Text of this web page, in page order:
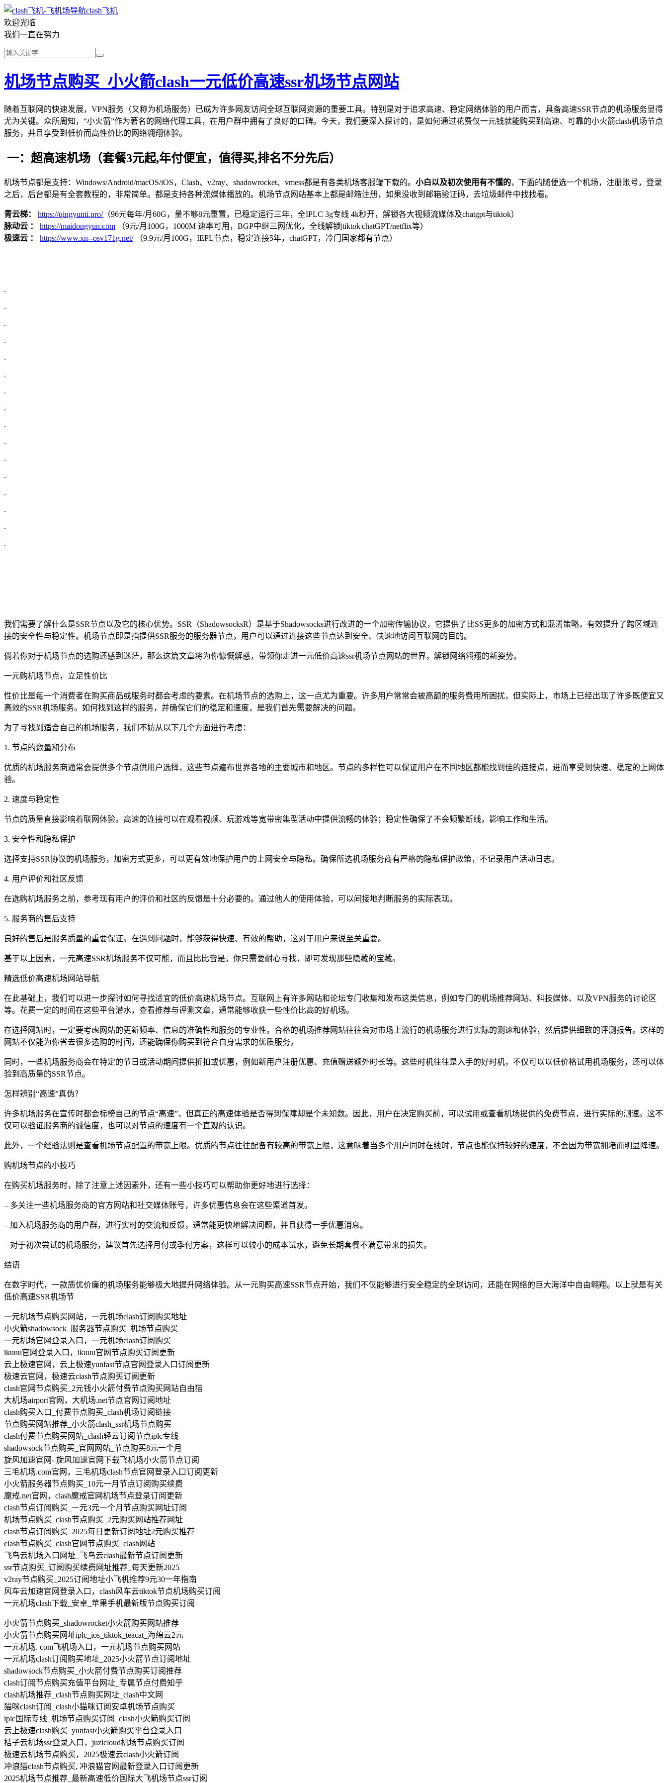
clash飞机
欢迎光临
我们一直在努力
机场节点购买_小火箭clash一元低价高速ssr机场节点网站
随着互联网的快速发展，VPN服务（又称为机场服务）已成为许多网友访问全球互联网资源的重要工具。特别是对于追求高速、稳定网络体验的用户而言，具备高速SSR节点的机场服务显得
尤为关键。众所周知，“小火箭”作为著名的网络代理工具，在用户群中拥有了良好的口碑。今天，我们要深入探讨的，是如何通过花费仅一元钱就能购买到高速、可靠的小火箭clash机场节点
服务，并且享受到低价而高性价比的网络翱翔体验。
一：超高速机场（套餐3元起,年付便宜，值得买,排名不分先后）
机场节点都是支持：Windows/Android/macOS/iOS，Clash、v2ray、shadowrocket、vmess都是有各类机场客服端下载的。 小白以及初次使用有不懂的，下面的随便选一个机场，注册账号，登录
之后，后台都是有全套教程的，非常简单。都是支持各种流媒体播放的。机场节点网站基本上都是邮箱注册，如果没收到邮箱验证码，去垃圾邮件中找找看。
青云梯： https://qingyunti.pro/（96元每年/月60G，量不够8元重置，已稳定运行三年，全IPLC 3g专线 4k秒开，解锁各大视频流媒体及chatgpt与tiktok）
脉动云 ：
https://maidongyun.com （9元/月100G，1000M 速率可用，BGP中继三网优化，全线解锁|tiktok|chatGPT/netflix等）
极速云 ：
https://www.xn--osv171g.net/（9.9元/月100G，IEPL节点，稳定连接5年，chatGPT，冷门国家都有节点）
.
.
.
.
.
.
.
.
.
.
.
.
.
.
.
.
我们需要了解什么是SSR节点以及它的核心优势。SSR（ShadowsocksR）是基于Shadowsocks进行改进的一个加密传输协议，它提供了比SS更多的加密方式和混淆策略，有效提升了跨区域连
接的安全性与稳定性。机场节点即是指提供SSR服务的服务器节点，用户可以通过连接这些节点达到安全、快速地访问互联网的目的。
倘若你对于机场节点的选购还感到迷茫，那么这篇文章将为你慷慨解惑，带领你走进一元低价高速ssr机场节点网站的世界，解锁网络翱翔的新姿势。
一元购机场节点，立足性价比
性价比是每一个消费者在购买商品或服务时都会考虑的要素。在机场节点的选购上，这一点尤为重要。许多用户常常会被高额的服务费用所困扰，但实际上，市场上已经出现了许多既便宜又
高效的SSR机场服务。如何找到这样的服务，并确保它们的稳定和速度，是我们首先需要解决的问题。
为了寻找到适合自己的机场服务，我们不妨从以下几个方面进行考虑：
1. 节点的数量和分布
优质的机场服务商通常会提供多个节点供用户选择，这些节点遍布世界各地的主要城市和地区。节点的多样性可以保证用户在不同地区都能找到佳的连接点，进而享受到快速、稳定的上网体
验。
2. 速度与稳定性
节点的质量直接影响着联网体验。高速的连接可以在观看视频、玩游戏等宽带密集型活动中提供流畅的体验；稳定性确保了不会频繁断线，影响工作和生活。
3. 安全性和隐私保护
选择支持SSR协议的机场服务，加密方式更多，可以更有效地保护用户的上网安全与隐私。确保所选机场服务商有严格的隐私保护政策，不记录用户活动日志。
4. 用户评价和社区反馈
在选购机场服务之前，参考现有用户的评价和社区的反馈是十分必要的。通过他人的使用体验，可以间接地判断服务的实际表现。
5. 服务商的售后支持
良好的售后是服务质量的重要保证。在遇到问题时，能够获得快速、有效的帮助，这对于用户来说至关重要。
基于以上因素，一元高速SSR机场服务不仅可能，而且比比皆是，你只需要耐心寻找，即可发现那些隐藏的宝藏。
精选低价高速机场网站导航
在此基础上，我们可以进一步探讨如何寻找适宜的低价高速机场节点。互联网上有许多网站和论坛专门收集和发布这类信息，例如专门的机场推荐网站、科技媒体、以及VPN服务的讨论区
等。花费一定的时间在这些平台潜水，查看推荐与评测文章，通常能够收获一些性价比高的好机场。
在选择网站时，一定要考虑网站的更新频率、信息的准确性和服务的专业性。合格的机场推荐网站往往会对市场上流行的机场服务进行实际的测速和体验，然后提供细致的评测报告。这样的
网站不仅能为你省去很多选购的时间，还能确保你购买到符合自身需求的优质服务。
同时，一些机场服务商会在特定的节日或活动期间提供折扣或优惠，例如新用户注册优惠、充值赠送额外时长等。这些时机往往是入手的好时机，不仅可以以低价格试用机场服务，还可以体
验到高质量的SSR节点。
怎样辨别“高速”真伪？
许多机场服务在宣传时都会标榜自己的节点“高速”，但真正的高速体验是否得到保障却是个未知数。因此，用户在决定购买前，可以试用或查看机场提供的免费节点，进行实际的测速。这不
仅可以验证服务商的诚信度，也可以对节点的速度有一个直观的认识。
此外，一个经验法则是查看机场节点配置的带宽上限。优质的节点往往配备有较高的带宽上限，这意味着当多个用户同时在线时，节点也能保持较好的速度，不会因为带宽拥堵而明显降速。
购机场节点的小技巧
在购买机场服务时，除了注意上述因素外，还有一些小技巧可以帮助你更好地进行选择：
– 多关注一些机场服务商的官方网站和社交媒体账号，许多优惠信息会在这些渠道首发。
– 加入机场服务商的用户群，进行实时的交流和反馈，通常能更快地解决问题，并且获得一手优惠消息。
– 对于初次尝试的机场服务，建议首先选择月付或季付方案，这样可以较小的成本试水，避免长期套餐不满意带来的损失。
结语
在数字时代，一款质优价廉的机场服务能够极大地提升网络体验。从一元购买高速SSR节点开始，我们不仅能够进行安全稳定的全球访问，还能在网络的巨大海洋中自由翱翔。以上就是有关
低价高速SSR机场节
一元机场节点购买网站，一元机场clash订阅购买地址
小火箭shadowsock_服务器节点购买_机场节点购买
一元机场官网登录入口，一元机场clash订阅购买
ikuuu官网登录入口，ikuuu官网节点购买订阅更新
云上极速官网，云上极速yunfast节点官网登录入口订阅更新
极速云官网，极速云clash节点购买订阅更新
clash官网节点购买_2元钱小火箭付费节点购买网站自由猫
大机场airport官网，大机场.net节点官网订阅地址
clash购买入口_付费节点购买_clash机场订阅链接
节点购买网站推荐_小火箭clash_ssr机场节点购买
clash付费节点购买网站_clash轻云订阅节点iplc专线
shadowsock节点购买_官网网站_节点购买8元一个月
旋风加速官网- 旋风加速官网下载飞机场小火箭节点订阅
三毛机场.com官网，三毛机场clash节点官网登录入口订阅更新
小火箭服务器节点购买_10元一月节点订阅购买续费
魔戒.net官网，clash魔戒官网机场节点登录订阅更新
clash节点订阅购买_一元3元一个月节点购买网址订阅
机场节点购买_clash节点购买_2元购买网站推荐网址
clash节点订阅购买_2025每日更新订阅地址2元购买推荐
clash节点购买_clash官网节点购买_clash网站
飞鸟云机场入口网址_飞鸟云clash最新节点订阅更新
ssr节点购买_订阅购买续费网址推荐_每天更新2025
v2ray节点购买_2025订阅地址小飞机推荐9元30一年指南
风车云加速官网登录入口，clash风车云tiktok节点机场购买订阅
一元机场clash下载_安卓_苹果手机最新版节点购买订阅
小火箭节点购买_shadowrocket小火箭购买网站推荐
小火箭节点购买网址iplc_ios_tiktok_teacat_海绵云2元
一元机场. com飞机场入口，一元机场节点购买网站
一元机场clash订阅购买地址_2025小火箭节点订阅地址
shadowsock节点购买_小火箭付费节点购买订阅推荐
clash订阅节点购买充值平台网址_专属节点付费知乎
clash机场推荐_clash节点购买网址_clash中文网
猫咪clash订阅_clash小猫咪订阅安卓机场节点购买
iplc国际专线_机场节点购买订阅_clash小火箭购买订阅
云上极速clash购买_yunfast小火箭购买平台登录入口
桔子云机场ssr登录入口，juzicloud机场节点购买订阅
极速云机场节点购买，2025极速云clash小火箭订阅
冲浪猫clash节点购买, 冲浪猫官网最新登录入口订阅更新
2025机场节点推荐_最新高速低价国际大飞机场节点ssr订阅